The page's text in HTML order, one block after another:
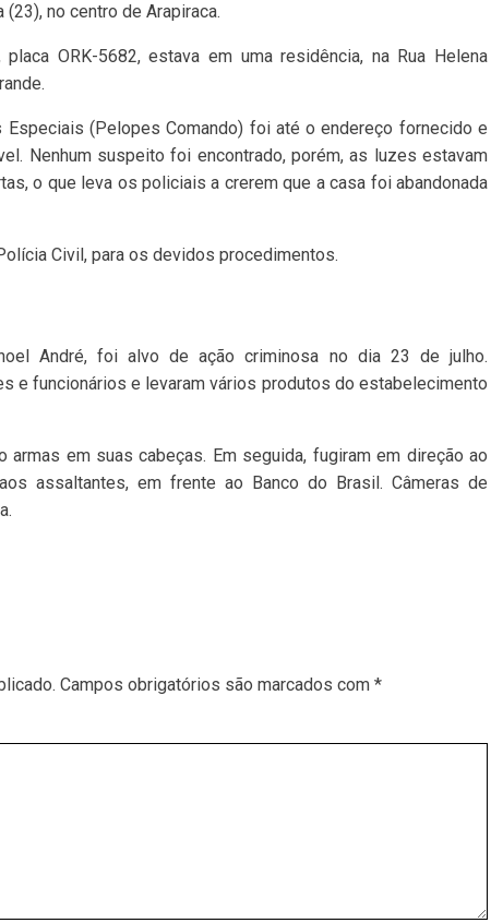
no centro de Arapiraca.
ORK-5682, estava em uma residência, na Rua Helena
Especiais (Pelopes Comando) foi até o endereço fornecido e
Nenhum suspeito foi encontrado, porém, as luzes estavam
o que leva os policiais a crerem que a casa foi abandonada
Civil, para os devidos procedimentos.
André, foi alvo de ação criminosa no dia 23 de julho.
e funcionários e levaram vários produtos do estabelecimento
armas em suas cabeças. Em seguida, fugiram em direção ao
assaltantes, em frente ao Banco do Brasil. Câmeras de
Campos obrigatórios são marcados com *